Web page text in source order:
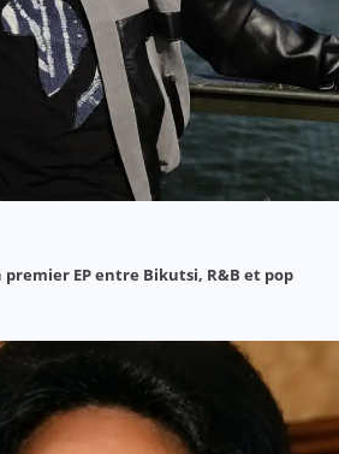
EP entre Bikutsi, R&B et pop